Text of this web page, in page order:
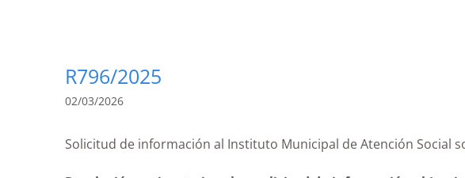
R796/2025
02/03/2026
Solicitud de información al Instituto Municipal de Atención